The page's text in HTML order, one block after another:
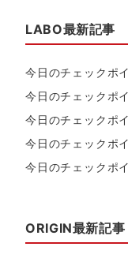
LABO最新記事
今日のチェックポ
今日のチェックポ
今日のチェックポ
今日のチェックポ
今日のチェックポ
ORIGIN最新記事